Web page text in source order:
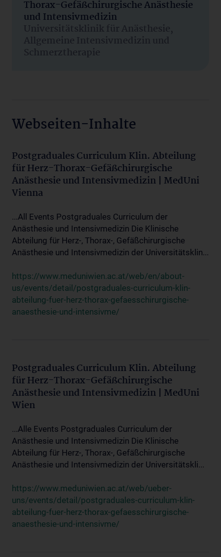
Thorax-Gefäßchirurgische Anästhesie
und Intensivmedizin
Universitätsklinik für Anästhesie,
Allgemeine Intensivmedizin und
Schmerztherapie
Webseiten-Inhalte
Postgraduales Curriculum Klin. Abteilung
für Herz-Thorax-Gefäßchirurgische
Anästhesie und Intensivmedizin | MedUni
Vienna
...All Events Postgraduales Curriculum der
Anästhesie und Intensivmedizin Die Klinische
Abteilung für Herz-, Thorax-, Gefäßchirurgische
Anästhesie und Intensivmedizin der Universitätsklin...
https://www.meduniwien.ac.at/web/en/about-
us/events/detail/postgraduales-curriculum-klin-
abteilung-fuer-herz-thorax-gefaesschirurgische-
anaesthesie-und-intensivme/
Postgraduales Curriculum Klin. Abteilung
für Herz-Thorax-Gefäßchirurgische
Anästhesie und Intensivmedizin | MedUni
Wien
...Alle Events Postgraduales Curriculum der
Anästhesie und Intensivmedizin Die Klinische
Abteilung für Herz-, Thorax-, Gefäßchirurgische
Anästhesie und Intensivmedizin der Universitätskli...
https://www.meduniwien.ac.at/web/ueber-
uns/events/detail/postgraduales-curriculum-klin-
abteilung-fuer-herz-thorax-gefaesschirurgische-
anaesthesie-und-intensivme/